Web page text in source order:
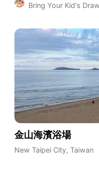
Bring Your Kid's
金山海濱浴場
New Taipei City, Taiwan